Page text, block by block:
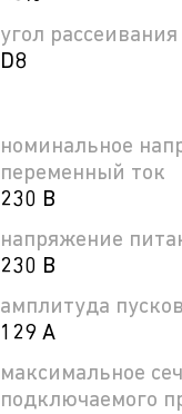
угол рассеивания
D8
номинальное
переменный ток
230 В
напряжение
230 В
амплитуда
129 А
максимальное
подключаемого